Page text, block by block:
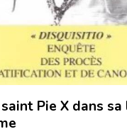
Pie X dans